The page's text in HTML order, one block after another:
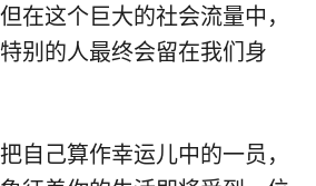
在这个巨大的社会流量中，
别的人最终会留在我们身
自己算作幸运儿中的一员，